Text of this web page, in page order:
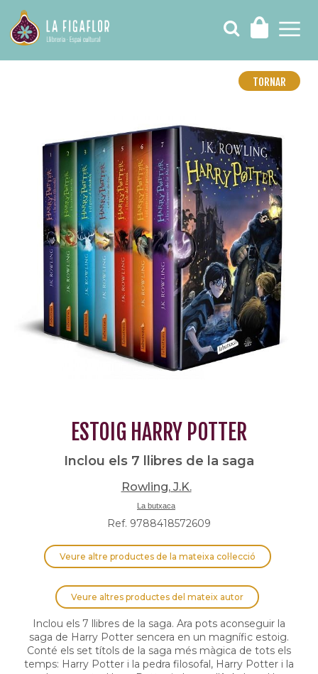
TORNAR
ESTOIG HARRY POTTER
Inclou els 7 llibres de la saga
Rowling, J.K.
La butxaca
Ref. 9788418572609
Veure altre productes de la mateixa col·lecció
Veure altres productes del mateix autor
Inclou els 7 llibres de la saga. Ara pots aconseguir la
saga de Harry Potter sencera en un magnífic estoig.
Conté els set títols de la saga més màgica de tots els
temps: Harry Potter i la pedra filosofal, Harry Potter i la